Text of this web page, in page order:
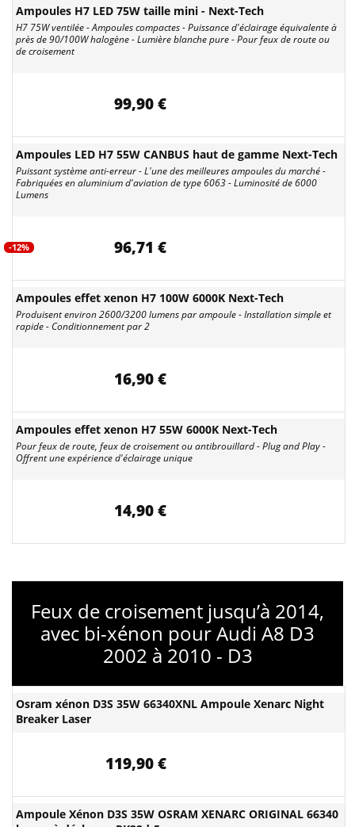
Ampoules H7 LED 75W taille mini - Next-Tech
H7 75W ventilée - Ampoules compactes - Puissance d'éclairage équivalente à
près de 90/100W halogène - Lumière blanche pure - Pour feux de route ou
de croisement
99,90 €
Ampoules LED H7 55W CANBUS haut de gamme Next-Tech
Puissant système anti-erreur - L'une des meilleures ampoules du marché -
Fabriquées en aluminium d'aviation de type 6063 - Luminosité de 6000
Lumens
-12% 96,71 €
Ampoules effet xenon H7 100W 6000K Next-Tech
Produisent environ 2600/3200 lumens par ampoule - Installation simple et
rapide - Conditionnement par 2
16,90 €
Ampoules effet xenon H7 55W 6000K Next-Tech
Pour feux de route, feux de croisement ou antibrouillard - Plug and Play -
Offrent une expérience d'éclairage unique
14,90 €
Feux de croisement jusqu’à 2014,
avec bi-xénon pour Audi A8 D3
2002 à 2010 - D3
Osram xénon D3S 35W 66340XNL Ampoule Xenarc Night
Breaker Laser
119,90 €
Ampoule Xénon D3S 35W OSRAM XENARC ORIGINAL 66340